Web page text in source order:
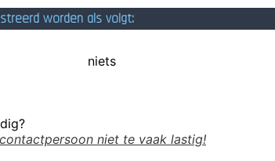
worden als volgt:
niets
niet te vaak lastig!